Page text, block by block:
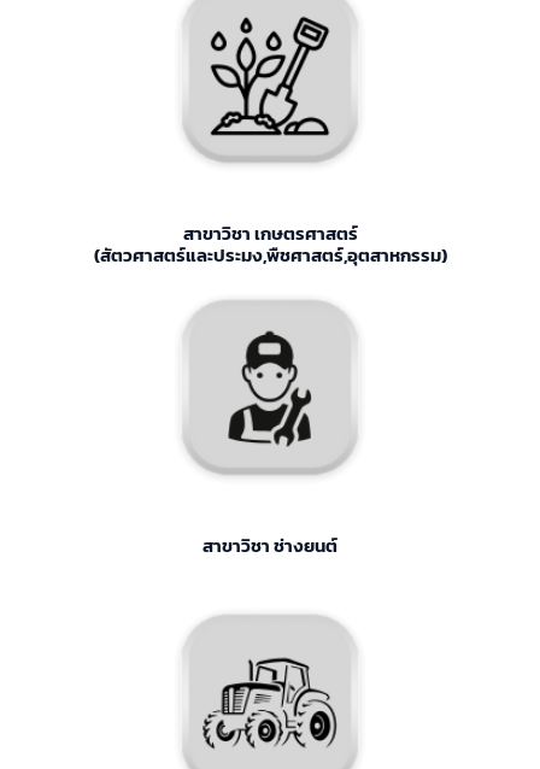
สาขาวิชา เกษตรศาสตร์
(สัตวศาสตร์และประมง,พืชศาสตร์,อุตสาหกรรม)
สาขาวิชา ช่างยนต์